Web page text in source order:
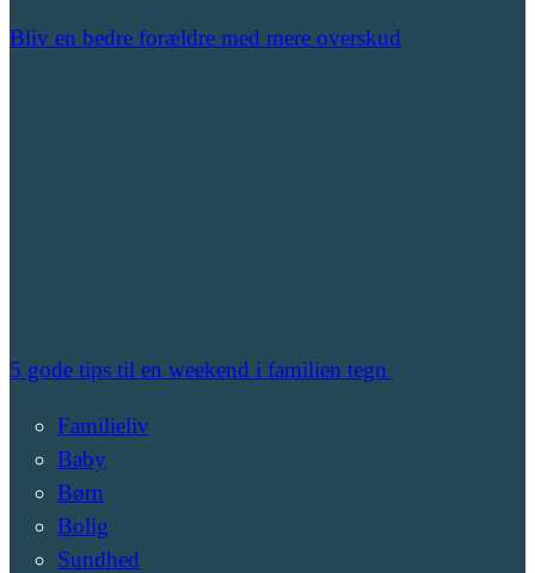
Bliv en bedre forældre med mere overskud
5 gode tips til en weekend i familien tegn
Familieliv
Baby
Børn
Bolig
Sundhed